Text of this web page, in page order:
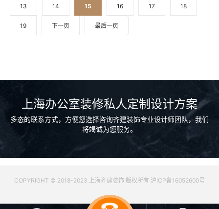
13 14 15 16 17 18
19 下一页 最后一页
上海办公室装修私人定制设计方案
多态的联系方式，方便您选择咨询齐建装饰专业设计师团队，我们
将竭诚为您服务。
COPYRIGHT © 2018-2023 上海齐建装饰 版权所有 沪ICP备16052600号